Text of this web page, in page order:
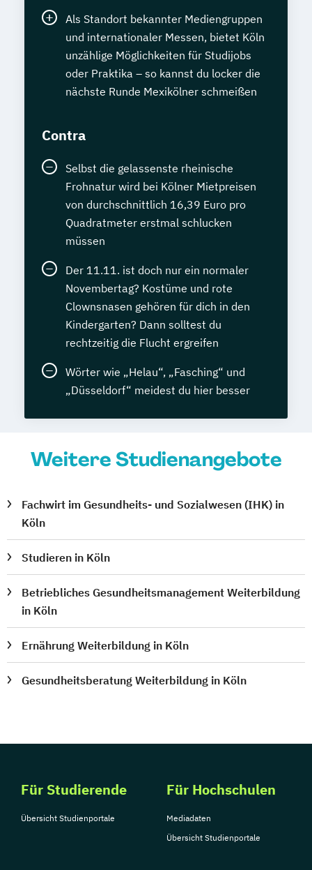
Als Standort bekannter Mediengruppen
und internationaler Messen, bietet Köln
unzählige Möglichkeiten für Studijobs
oder Praktika – so kannst du locker die
nächste Runde Mexikölner schmeißen
Contra
Selbst die gelassenste rheinische
Frohnatur wird bei Kölner Mietpreisen
von durchschnittlich 16,39 Euro pro
Quadratmeter erstmal schlucken
müssen
Der 11.11. ist doch nur ein normaler
Novembertag? Kostüme und rote
Clownsnasen gehören für dich in den
Kindergarten? Dann solltest du
rechtzeitig die Flucht ergreifen
Wörter wie „Helau“, „Fasching“ und
„Düsseldorf“ meidest du hier besser
Weitere Studienangebote
Fachwirt im Gesundheits- und Sozialwesen (IHK) in
Köln
Studieren in Köln
Betriebliches Gesundheitsmanagement Weiterbildung
in Köln
Ernährung Weiterbildung in Köln
Gesundheitsberatung Weiterbildung in Köln
Für Studierende
Übersicht Studienportale
Für Hochschulen
Mediadaten
Übersicht Studienportale